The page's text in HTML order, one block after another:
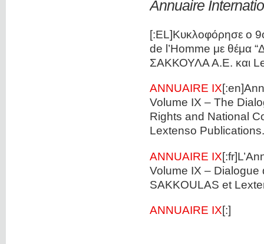
Annuaire
[:EL]Κυκλοφόρησε ο
de l’Homme με θέμα
ΣΑΚΚΟΥΛΑ Α.Ε. και
ANNUAIRE IX
Volume ΙΧ – The
Rights and National
Lextenso Publications.
ANNUAIRE IX
Volume IX – Dialogue
SAKKOULAS et
ANNUAIRE IX[:]